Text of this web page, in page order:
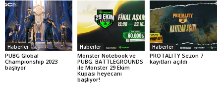
Haberler
PUBG Global
Championship 2023
başlıyor
Haberler
Monster Notebook ve
PUBG: BATTLEGROUNDS
ile Monster 29 Ekim
Kupası heyecanı
başlıyor!
Haberler
PROTALITY Sezon 7
kayıtları açıldı